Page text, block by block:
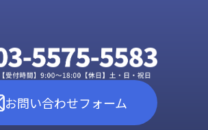
お問い合わせフォーム